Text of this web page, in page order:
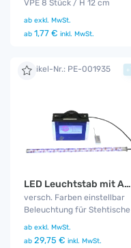
VPE 8 Stück / H 12 cm
ab exkl. MwSt.
ab 1,77 € inkl. MwSt.
Artikel-Nr.: PE-001935
LED Leuchtstab mit Akku
versch. Farben einstellbar
Beleuchtung für Stehtische
ab exkl. MwSt.
ab 29,75 € inkl. MwSt.
+